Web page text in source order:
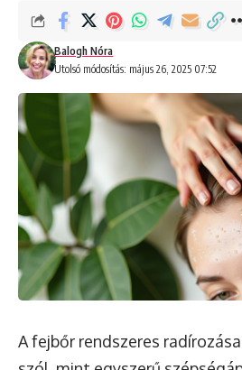
Utolsó módosítás: május 26, 2025 07:52
Balogh Nóra
A fejbőr rendszeres